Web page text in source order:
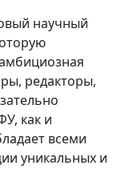
научный
редакторы,
как и
всеми
уникальных и